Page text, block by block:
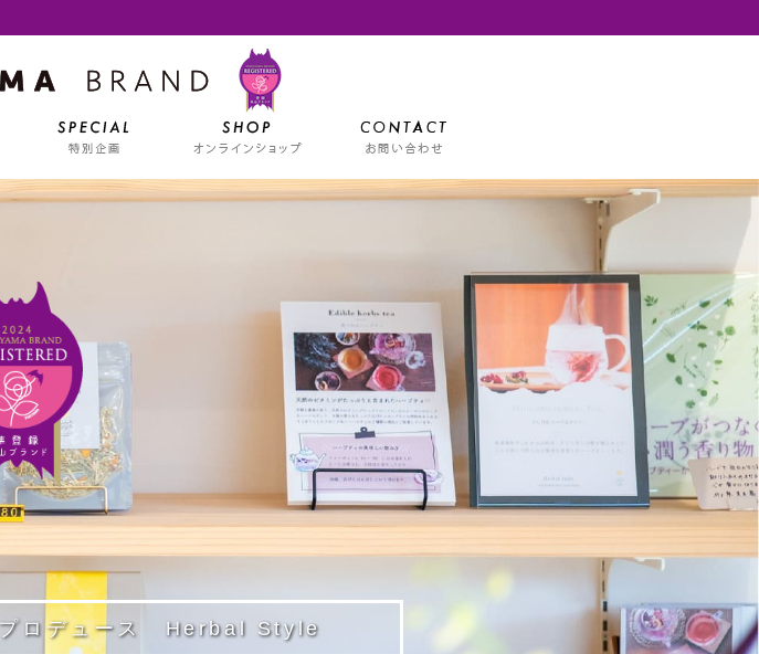
プロデュース Herbal Style